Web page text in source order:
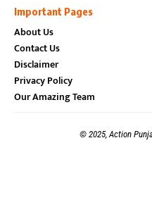
Important Pages
About Us
Contact Us
Disclaimer
Privacy Policy
Our Amazing Team
© 2025, Action